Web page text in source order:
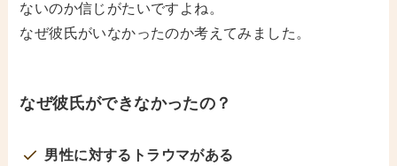
ないのか信じがたいですよね。
なぜ彼氏がいなかったのか考えてみました。
なぜ彼氏ができなかったの？
男性に対するトラウマがある